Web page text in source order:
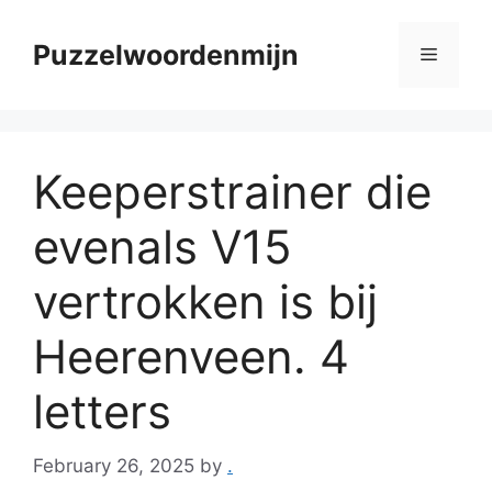
contentPuzzelwoordenmijn Menu
Keeperstrainer die
evenals V15
vertrokken is bij
Heerenveen. 4
letters
February 26, 2025 by .